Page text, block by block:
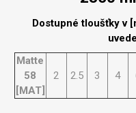
Dostupné tloušťky v
Matte
58
[MAT]
2 2.5 3 4